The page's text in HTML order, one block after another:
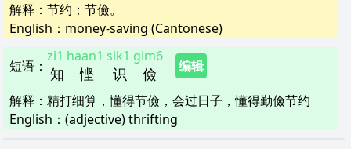
解释 ： 节约；节儉。
English： money-saving (Cantonese)
短语 ： 知
zi1
悭
haan1
识
sik1
儉
gim6
编辑
解释 ： 精打细算，懂得节儉，会过日子，懂得勤儉节约
English： (adjective) thrifting